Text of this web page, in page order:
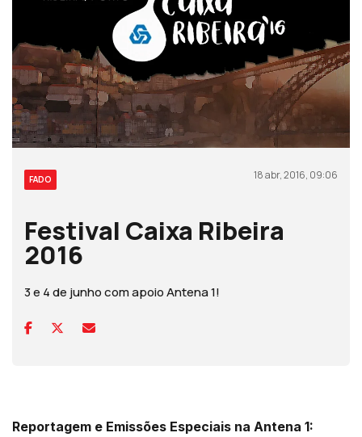
FADO 18 abr, 2016, 09:06
Festival Caixa Ribeira
2016
3 e 4 de junho com apoio Antena 1!
Reportagem e Emissões Especiais na Antena 1: